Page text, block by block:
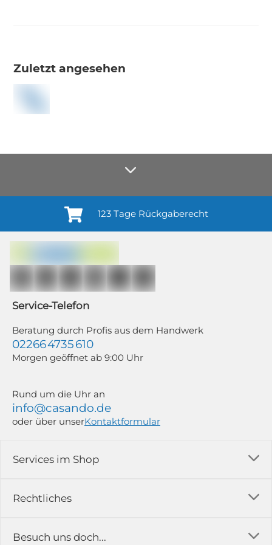
Zuletzt angesehen
Anmelden¹
casando (Holz-Richter GmbH) sowie zur Interessen-Analyse durch
jederzeit mit Wirkung für die Zukunft und ohne Angabe von Gründen
Weitere Informationen findest du in unserer Datenschutzerklärung.
123 Tage Rückgaberecht
Rechtliches
Impressum
Services im Shop
Versandkosten
Erfahrungsberichte & Bewertungen
Besuch uns doch...
Service-Telefon
Beratung durch Profis aus dem Handwerk
02266 4735 610
Morgen geöffnet ab 9:00 Uhr
Rund um die Uhr an
info@casando.de
oder über unserKontaktformular